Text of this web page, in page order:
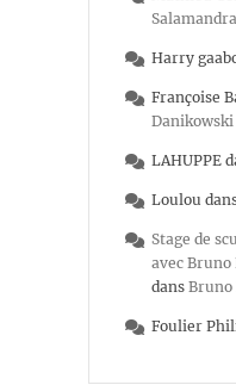
Salamandra
Harry
Françoise
Danikowski
LAHUPPE
Loulou
Stage de
avec
dans Bruno
Foulier